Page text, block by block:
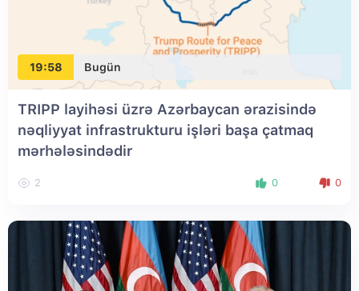
19:58 Bugün
TRIPP layihəsi üzrə Azərbaycan ərazisində
nəqliyyat infrastrukturu işləri başa çatmaq
mərhələsindədir
2 0 0